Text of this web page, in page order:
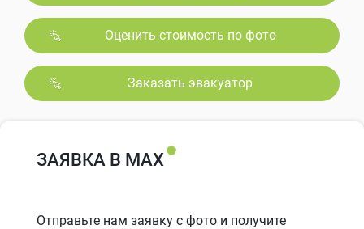
Оценить стоимость по фото
Заказать эвакуатор
ЗАЯВКА В MAX
Отправьте нам заявку с фото и получите